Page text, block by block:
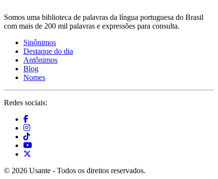
Somos uma biblioteca de palavras da língua portuguesa do Brasil
com mais de 200 mil palavras e expressões para consulta.
Sinônimos
Destaque do dia
Antônimos
Blog
Nomes
Redes sociais:
© 2026 Usante - Todos os direitos reservados.